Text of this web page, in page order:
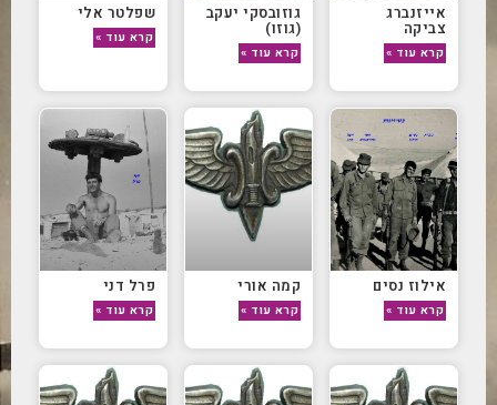
אייזנברג
צביקה
קרא עוד »
גוזובסקי יעקב
(גוזו)
קרא עוד »
שפלטר אלי
קרא עוד »
אילוז נסים
קרא עוד »
קמה אורי
קרא עוד »
פרל דני
קרא עוד »